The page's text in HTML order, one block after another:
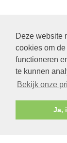
Deze website
cookies om
functioneren
te kunnen
Bekijk onze
Ja,